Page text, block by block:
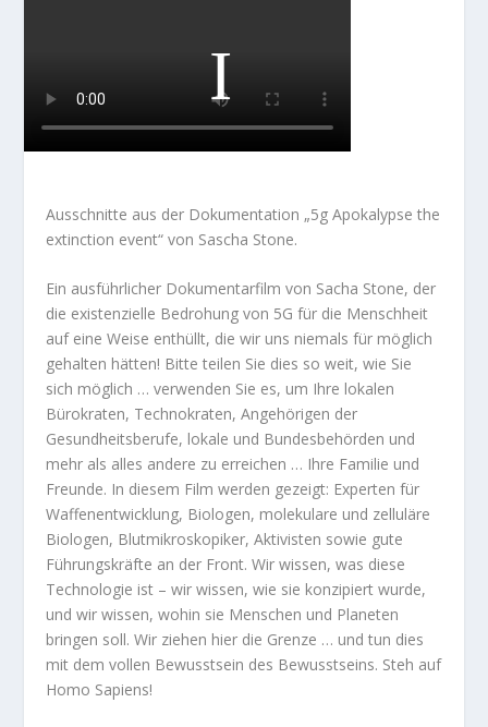
Ausschnitte aus der Dokumentation „5g Apokalypse the
extinction event“ von Sascha Stone.
Ein ausführlicher Dokumentarfilm von Sacha Stone, der
die existenzielle Bedrohung von 5G für die Menschheit
auf eine Weise enthüllt, die wir uns niemals für möglich
gehalten hätten! Bitte teilen Sie dies so weit, wie Sie
sich möglich … verwenden Sie es, um Ihre lokalen
Bürokraten, Technokraten, Angehörigen der
Gesundheitsberufe, lokale und Bundesbehörden und
mehr als alles andere zu erreichen … Ihre Familie und
Freunde. In diesem Film werden gezeigt: Experten für
Waffenentwicklung, Biologen, molekulare und zelluläre
Biologen, Blutmikroskopiker, Aktivisten sowie gute
Führungskräfte an der Front. Wir wissen, was diese
Technologie ist – wir wissen, wie sie konzipiert wurde,
und wir wissen, wohin sie Menschen und Planeten
bringen soll. Wir ziehen hier die Grenze … und tun dies
mit dem vollen Bewusstsein des Bewusstseins. Steh auf
Homo Sapiens!